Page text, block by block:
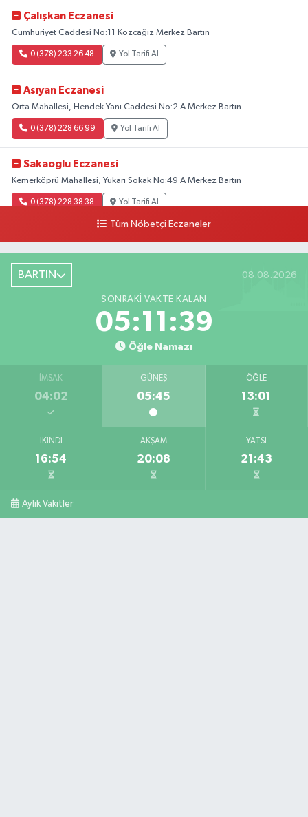
Çalışkan Eczanesi
Cumhuriyet Caddesi No:11 Kozcağız Merkez Bartın
0 (378) 233 26 48 Yol Tarifi Al
Asıyan Eczanesi
Orta Mahallesi, Hendek Yanı Caddesi No:2 A Merkez Bartın
0 (378) 228 66 99 Yol Tarifi Al
Sakaoglu Eczanesi
Kemerköprü Mahallesi, Yukarı Sokak No:49 A Merkez Bartın
0 (378) 228 38 38 Yol Tarifi Al
Tüm Nöbetçi Eczaneler
BARTIN 08.08.2026
SONRAKI VAKTE KALAN
05:11:37
Öğle Namazı
İMSAK
04:02
GÜNEŞ
05:45
ÖĞLE
13:01
İKINDI
16:54
AKŞAM
20:08
YATSI
21:43
Aylık Vakitler